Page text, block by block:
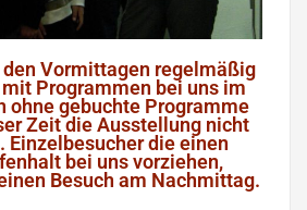
den Vormittagen regelmäßig
Programmen bei uns im
ohne gebuchte Programme
Zeit die Ausstellung nicht
Einzelbesucher die einen
bei uns vorziehen,
Besuch am Nachmittag.